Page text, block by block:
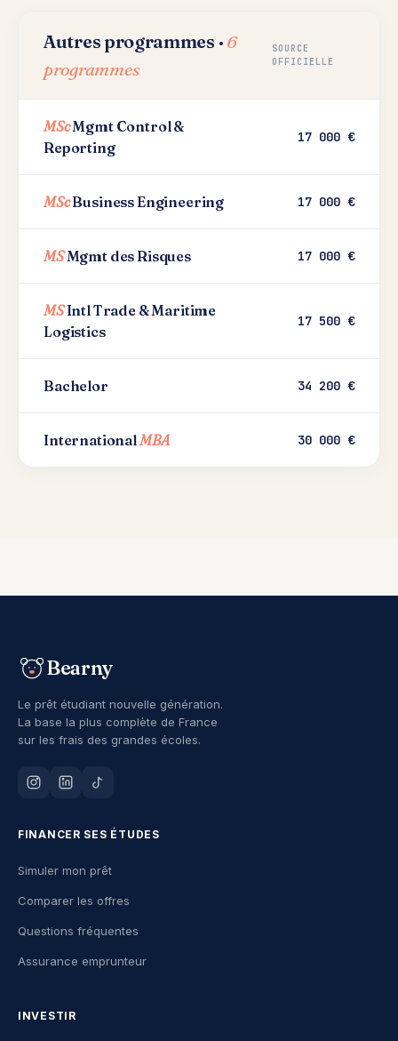
Autres programmes · 6
programmes
SOURCE
OFFICIELLE
MScMgmt Control &
Reporting
17 000 €
MScBusiness Engineering 17 000 €
MSMgmt des Risques 17 000 €
MSIntl Trade & Maritime
Logistics
17 500 €
Bachelor 34 200 €
InternationalMBA 30 000 €
Bearny
Le prêt étudiant nouvelle génération.
La base la plus complète de France
sur les frais des grandes écoles.
FINANCER SES ÉTUDES
Simuler mon prêt
Comparer les offres
Questions fréquentes
Assurance emprunteur
INVESTIR